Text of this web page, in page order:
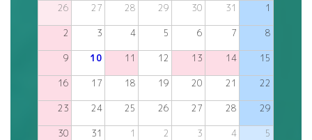
26 27 28 29 30 31 1
2 3 4 5 6 7 8
9 10 11 12 13 14 15
16 17 18 19 20 21 22
23 24 25 26 27 28 29
30 31 1 2 3 4 5